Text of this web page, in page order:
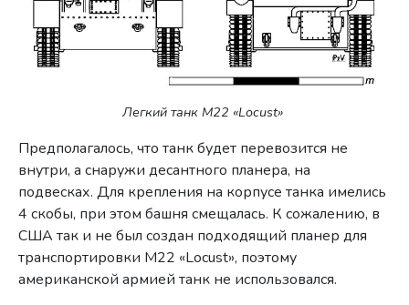
Легкий танк M22 «Locust»
Предполагалось, что танк будет перевозится не
внутри, а снаружи десантного планера, на
подвесках. Для крепления на корпусе танка имелись
4 скобы, при этом башня смещалась. К сожалению, в
США так и не был создан подходящий планер для
транспортировки M22 «Locust», поэтому
американской армией танк не использовался.